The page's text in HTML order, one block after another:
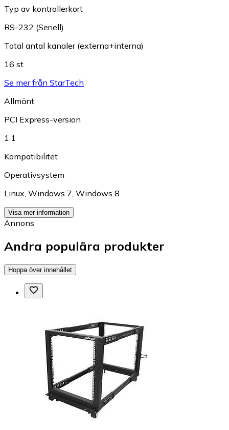
Typ av kontrollerkort
RS-232 (Seriell)
Total antal kanaler (externa+interna)
16 st
Se mer från StarTech
Allmänt
PCI Express-version
1.1
Kompatibilitet
Operativsystem
Linux Windows 7 Windows 8
Visa mer information
Annons
Andra populära produkter
Hoppa över innehållet